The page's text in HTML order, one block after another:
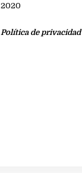
2020
Política de privacidad